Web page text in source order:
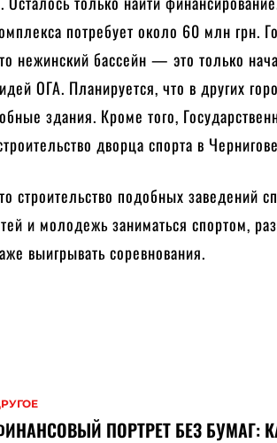
потребует около 60 млн грн.
нежинский бассейн — это только
ОГА. Планируется, что в других
здания. Кроме того,
дворца спорта в
строительство подобных заведений
и молодежь заниматься спортом,
выигрывать соревнования.
ПОРТРЕТ БЕЗ БУМАГ: